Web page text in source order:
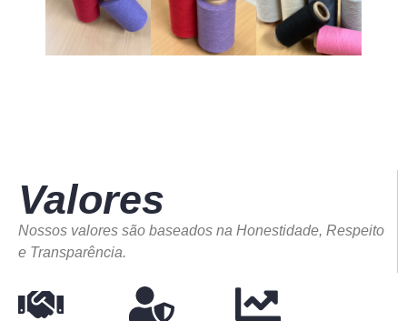
Valores
Nossos valores são baseados na Honestidade, Respeito
e Transparência.